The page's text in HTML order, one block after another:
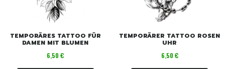
TEMPORÄRES TATTOO FÜR
DAMEN MIT BLUMEN
Preis
6,50 €
TEMPORÄRER TATTOO ROSEN
UHR
Preis
6,50 €